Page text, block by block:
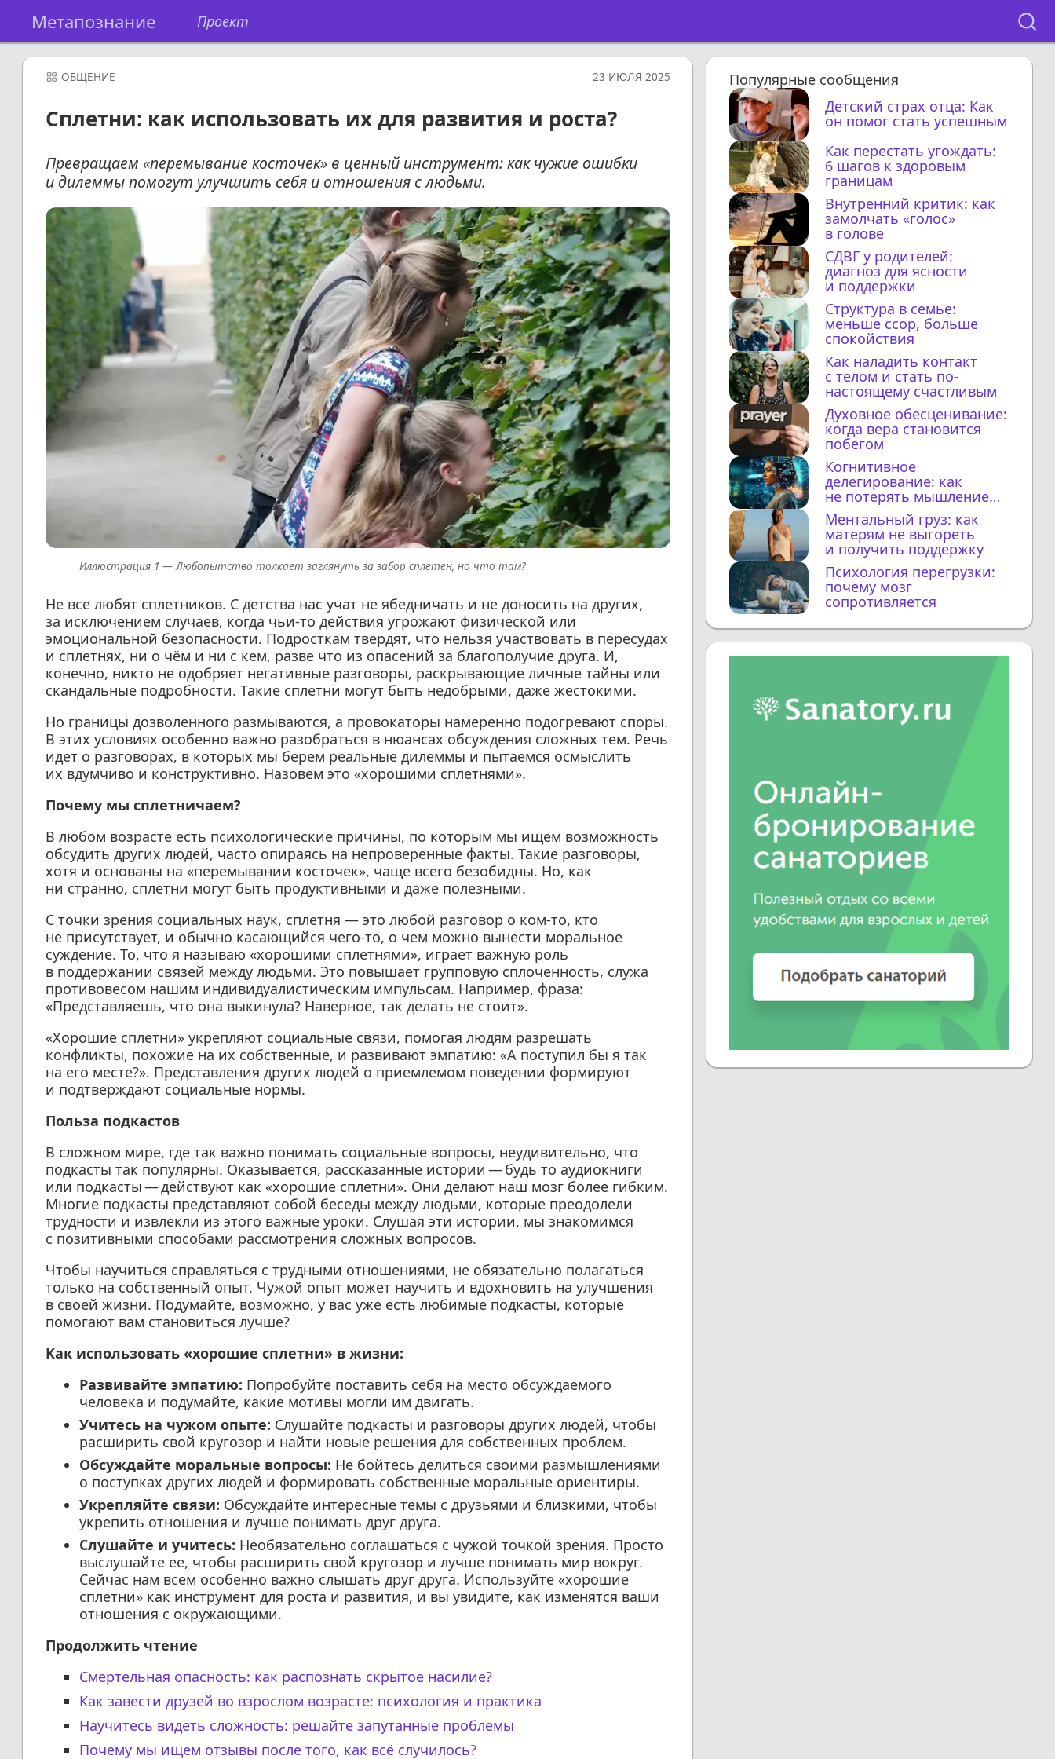
Метапознание Проект
ОБЩЕНИЕ 23 ИЮЛЯ 2025
Сплетни: как использовать их для развития и роста?
Превращаем «перемывание косточек» в ценный инструмент: как чужие ошибки
и дилеммы помогут улучшить себя и отношения с людьми.
Любопытство толкает заглянуть за забор сплетен, но что там?
Не все любят сплетников. С детства нас учат не ябедничать и не доносить на других,
за исключением случаев, когда чьи-то действия угрожают физической или
эмоциональной безопасности. Подросткам твердят, что нельзя участвовать в пересудах
и сплетнях, ни о чём и ни с кем, разве что из опасений за благополучие друга. И,
конечно, никто не одобряет негативные разговоры, раскрывающие личные тайны или
скандальные подробности. Такие сплетни могут быть недобрыми, даже жестокими.
Но границы дозволенного размываются, а провокаторы намеренно подогревают споры.
В этих условиях особенно важно разобраться в нюансах обсуждения сложных тем. Речь
идет о разговорах, в которых мы берем реальные дилеммы и пытаемся осмыслить
их вдумчиво и конструктивно. Назовем это «хорошими сплетнями».
Почему мы сплетничаем?
В любом возрасте есть психологические причины, по которым мы ищем возможность
обсудить других людей, часто опираясь на непроверенные факты. Такие разговоры,
хотя и основаны на «перемывании косточек», чаще всего безобидны. Но, как
ни странно, сплетни могут быть продуктивными и даже полезными.
С точки зрения социальных наук, сплетня — это любой разговор о ком-то, кто
не присутствует, и обычно касающийся чего-то, о чем можно вынести моральное
суждение. То, что я называю «хорошими сплетнями», играет важную роль
в поддержании связей между людьми. Это повышает групповую сплоченность, служа
противовесом нашим индивидуалистическим импульсам. Например, фраза:
«Представляешь, что она выкинула? Наверное, так делать не стоит».
«Хорошие сплетни» укрепляют социальные связи, помогая людям разрешать
конфликты, похожие на их собственные, и развивают эмпатию: «А поступил бы я так
на его месте?». Представления других людей о приемлемом поведении формируют
и подтверждают социальные нормы.
Польза подкастов
В сложном мире, где так важно понимать социальные вопросы, неудивительно, что
подкасты так популярны. Оказывается, рассказанные истории — будь то аудиокниги
или подкасты — действуют как «хорошие сплетни». Они делают наш мозг более гибким.
Многие подкасты представляют собой беседы между людьми, которые преодолели
трудности и извлекли из этого важные уроки. Слушая эти истории, мы знакомимся
с позитивными способами рассмотрения сложных вопросов.
Чтобы научиться справляться с трудными отношениями, не обязательно полагаться
только на собственный опыт. Чужой опыт может научить и вдохновить на улучшения
в своей жизни. Подумайте, возможно, у вас уже есть любимые подкасты, которые
помогают вам становиться лучше?
Как использовать «хорошие сплетни» в жизни:
Развивайте эмпатию: Попробуйте поставить себя на место обсуждаемого
человека и подумайте, какие мотивы могли им двигать.
Учитесь на чужом опыте: Слушайте подкасты и разговоры других людей, чтобы
расширить свой кругозор и найти новые решения для собственных проблем.
Обсуждайте моральные вопросы: Не бойтесь делиться своими размышлениями
о поступках других людей и формировать собственные моральные ориентиры.
Укрепляйте связи: Обсуждайте интересные темы с друзьями и близкими, чтобы
укрепить отношения и лучше понимать друг друга.
Слушайте и учитесь: Необязательно соглашаться с чужой точкой зрения. Просто
выслушайте ее, чтобы расширить свой кругозор и лучше понимать мир вокруг.
Сейчас нам всем особенно важно слышать друг друга. Используйте «хорошие
сплетни» как инструмент для роста и развития, и вы увидите, как изменятся ваши
отношения с окружающими.
Продолжить чтение
Смертельная опасность: как распознать скрытое насилие?
Как завести друзей во взрослом возрасте: психология и практика
Научитесь видеть сложность: решайте запутанные проблемы
Почему мы ищем отзывы после того, как всё случилось?
Популярные сообщения
Детский страх отца: Как
он помог стать успешным
Как перестать угождать:
6 шагов к здоровым
границам
Внутренний критик: как
замолчать «голос»
в голове
СДВГ у родителей:
диагноз для ясности
и поддержки
Структура в семье:
меньше ссор, больше
спокойствия
Как наладить контакт
с телом и стать по-
настоящему счастливым
Духовное обесценивание:
когда вера становится
побегом
Когнитивное
делегирование: как
не потерять мышление
с ИИ
Ментальный груз: как
матерям не выгореть
и получить поддержку
Психология перегрузки:
почему мозг
сопротивляется